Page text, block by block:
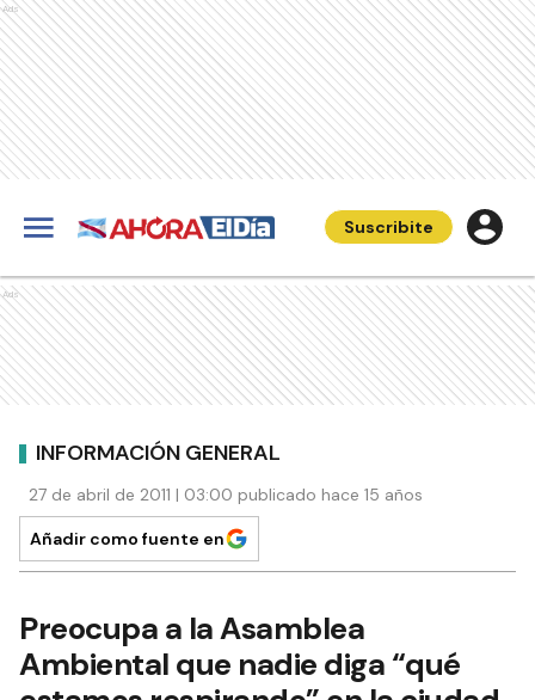
Ads
Suscribite
Ads
INFORMACIÓN GENERAL
27 de abril de 2011 | 03:00 publicado hace 15 años
Añadir como fuente en
Preocupa a la Asamblea
Ambiental que nadie diga “qué